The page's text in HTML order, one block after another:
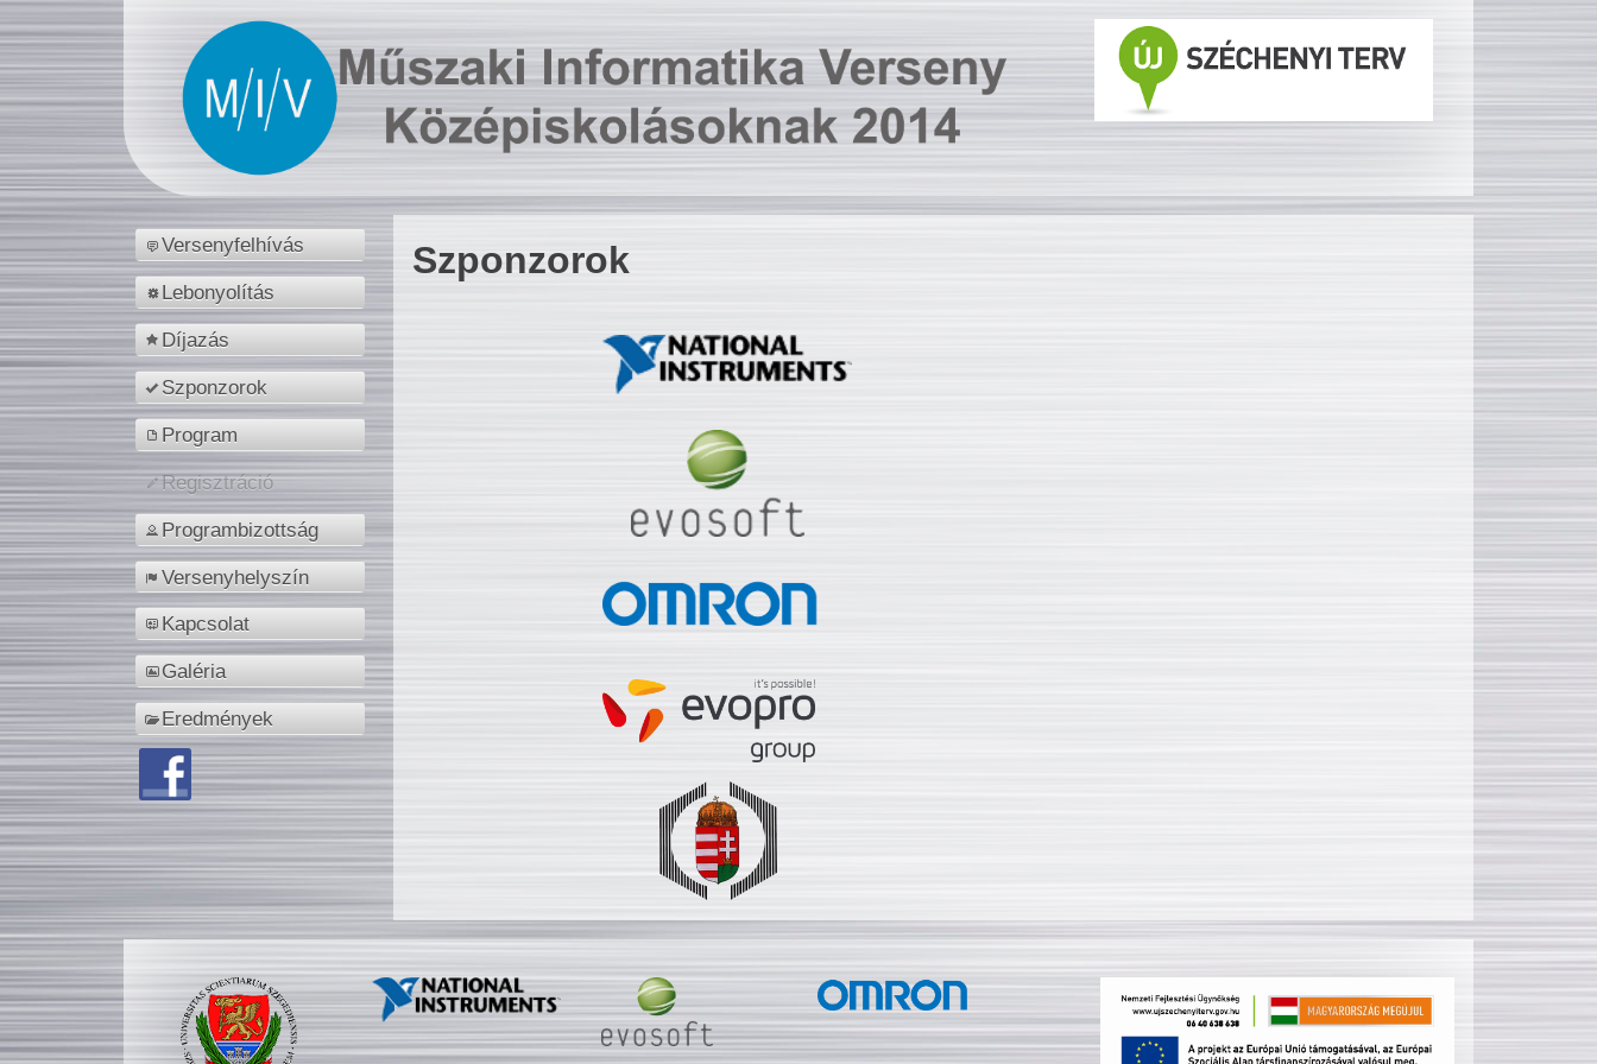
Versenyfelhívás
Lebonyolítás
Díjazás
Szponzorok
Program
Regisztráció
Programbizottság
Versenyhelyszín
Kapcsolat
Galéria
Eredmények
Szponzorok